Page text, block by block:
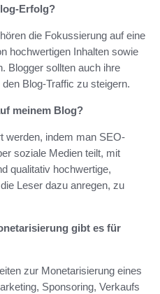
Erfolg?
die Fokussierung auf eine
hochwertigen Inhalten sowie
Blogger sollten auch ihre
Blog-Traffic zu steigern.
meinem Blog?
werden, indem man SEO-
soziale Medien teilt, mit
qualitativ hochwertige,
Leser dazu anregen, zu
gibt es für
zur Monetarisierung eines
Sponsoring, Verkaufs